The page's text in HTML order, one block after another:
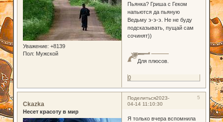
Уважение: +8139
Пол: Мужской
Пьянка? Гриша с Геком
напьются да пьяную
Ведьму э-э-э. Не не буду
подсказывать, пущай сам
сочинят))
Для плюсов.
0
Поделиться 5
2023-
04-14 11:10:30
Ckazka
Несет красоту в мир
Я только вчера вспомнила